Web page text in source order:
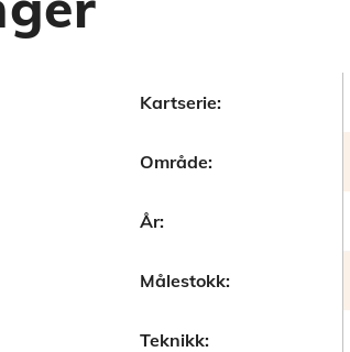
Kartserie:
Område:
År:
Målestokk:
Teknikk: